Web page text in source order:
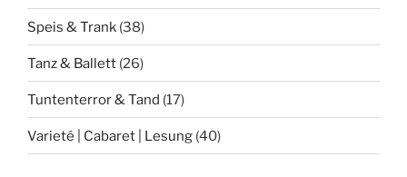
Speis & Trank (38)
Tanz & Ballett (26)
Tuntenterror & Tand (17)
Varieté | Cabaret | Lesung (40)